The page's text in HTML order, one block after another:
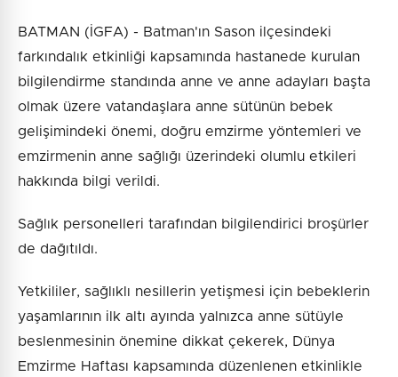
BATMAN (İGFA) - Batman'ın Sason ilçesindeki
farkındalık etkinliği kapsamında hastanede kurulan
bilgilendirme standında anne ve anne adayları başta
olmak üzere vatandaşlara anne sütünün bebek
gelişimindeki önemi, doğru emzirme yöntemleri ve
emzirmenin anne sağlığı üzerindeki olumlu etkileri
hakkında bilgi verildi.
Sağlık personelleri tarafından bilgilendirici broşürler
de dağıtıldı.
Yetkililer, sağlıklı nesillerin yetişmesi için bebeklerin
yaşamlarının ilk altı ayında yalnızca anne sütüyle
beslenmesinin önemine dikkat çekerek, Dünya
Emzirme Haftası kapsamında düzenlenen etkinlikle